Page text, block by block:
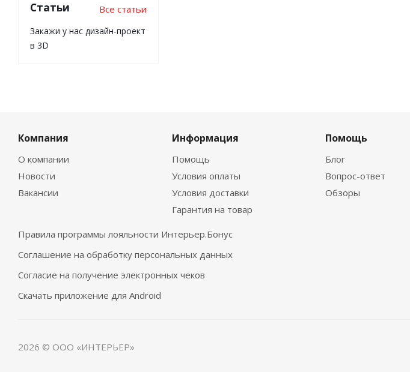
Статьи Все статьи
Закажи у нас дизайн-проект
в 3D
Компания
О компании
Новости
Вакансии
Информация
Помощь
Условия оплаты
Условия доставки
Гарантия на товар
Помощь
Блог
Вопрос-ответ
Обзоры
Правила программы лояльности Интерьер.Бонус
Соглашение на обработку персональных данных
Согласие на получение электронных чеков
Скачать приложение для Android
2026 © ООО «ИНТЕРЬЕР»